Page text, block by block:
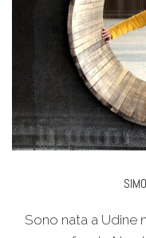
Sono nata a Udine